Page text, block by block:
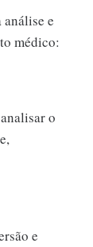
e
médico:
o
e